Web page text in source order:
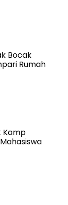
Bocak
Rumah
Kamp